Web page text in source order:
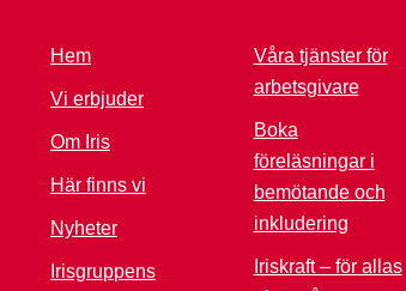
Hem
Vi erbjuder
Om Iris
Här finns vi
Nyheter
Irisgruppens
Våra tjänster för
arbetsgivare
Boka
föreläsningar i
bemötande och
inkludering
Iriskraft – för allas